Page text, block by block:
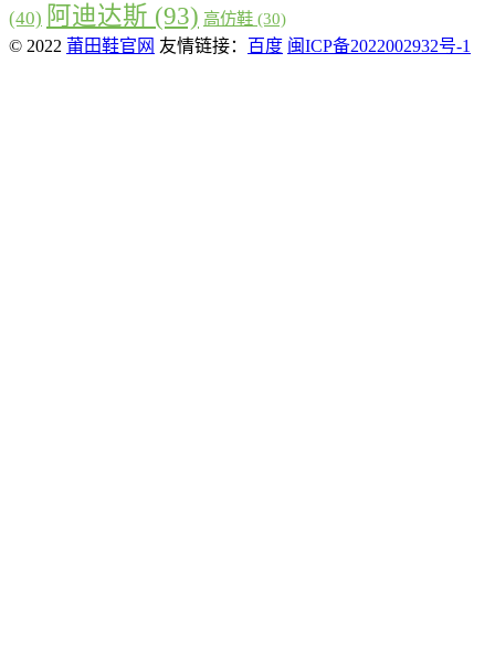
(40) 阿迪达斯 (93) 高仿鞋 (30)
© 2022 莆田鞋官网 友情链接： 百度 闽ICP备2022002932号-1